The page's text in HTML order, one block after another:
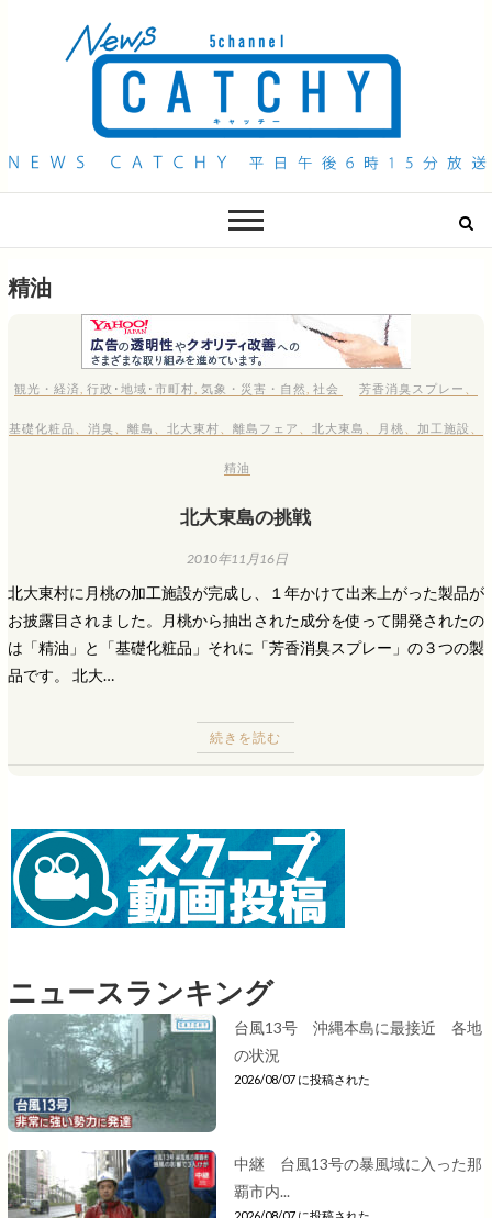
QAB NEWS Headline
精油
観光・経済 行政･地域･市町村 気象・災害・自然 社会 芳香消臭スプレー
基礎化粧品 消臭 離島 北大東村 離島フェア 北大東島 月桃 加工施設
精油
北大東島の挑戦
2010年11月16日
北大東村に月桃の加工施設が完成し、１年かけて出来上がった製品が
お披露目されました。月桃から抽出された成分を使って開発されたの
は「精油」と「基礎化粧品」それに「芳香消臭スプレー」の３つの製
品です。 北大…
続きを読む
ニュースランキング
台風13号 沖縄本島に最接近 各地
の状況
2026/08/07 に投稿された
中継 台風13号の暴風域に入った那
覇市内...
2026/08/07 に投稿された